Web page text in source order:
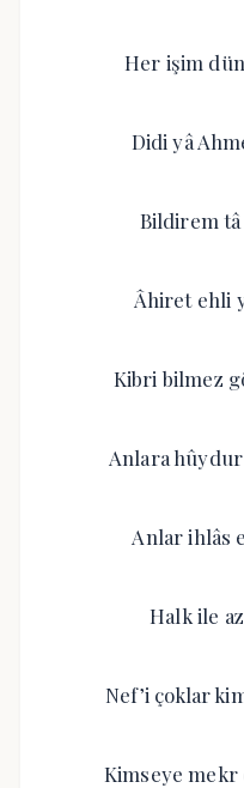
Her işim
Didi yâ
Bildirem tâ
Âhiret ehli
Kibri bilmez
Anlara
Anlar ihlâs
Halk ile
Nef’i çoklar
Kimseye